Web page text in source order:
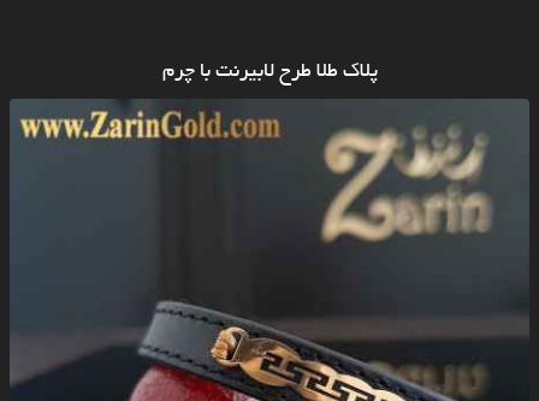
پلاک طلا طرح لابیرنت با چرم